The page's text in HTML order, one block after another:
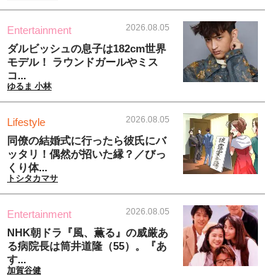
Entertainment 2026.08.05
ダルビッシュの息子は182cm世界
モデル！ ラウンドガールやミス
コ...
ゆるま 小林
Lifestyle 2026.08.05
同僚の結婚式に行ったら彼氏にバ
ッタリ！偶然が招いた縁？／びっ
くり体...
トシタカマサ
Entertainment 2026.08.05
NHK朝ドラ『風、薫る』の威厳あ
る病院長は筒井道隆（55）。『あ
す...
加賀谷健